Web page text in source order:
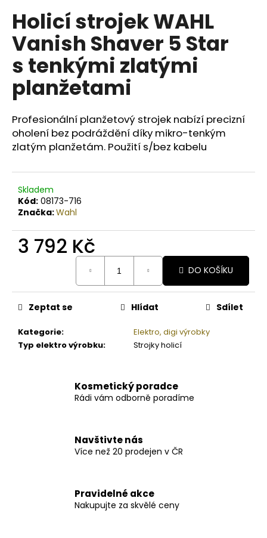
Holicí strojek WAHL
Vanish Shaver 5 Star
s tenkými zlatými
planžetami
Profesionální planžetový strojek nabízí precizní
oholení bez podráždění díky mikro-tenkým
zlatým planžetám. Použití s/bez kabelu
Skladem
Kód: 08173-716
Značka:Wahl
3 792 Kč
DO KOŠÍKU
Kategorie:
Elektro, digi výrobky
Typ elektro výrobku: Strojky holicí
Zeptat se Hlídat Sdílet
Kosmetický poradce
Rádi vám odborně poradíme
Navštivte nás
Více než 20 prodejen v ČR
Pravidelné akce
Nakupujte za skvělé ceny
u
j
e
m
e
BODY
SIMONA
MELOUN
ORGANICKÉ
RUČNĚ
BAMBUCKÉ
MÁSLO
200ML
749
Kč